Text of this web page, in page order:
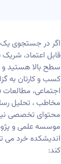
اگر در جستجوی یک
قابل اعتماد،
سطح بالا هستید و
کسب و کارتان به
اجتماعی، مطالعات
مخاطب ، تحلیل
محتوای تخصصی
موسسه علمی و
اندیشکده خرد می
کند: